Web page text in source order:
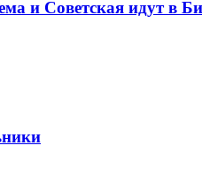
и Советская идут в